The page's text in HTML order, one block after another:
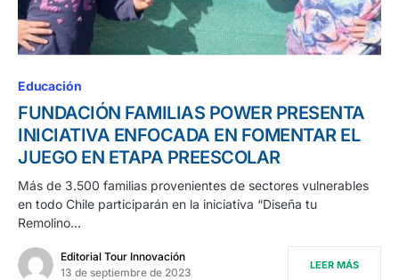
Educación
FUNDACIÓN FAMILIAS POWER PRESENTA
INICIATIVA ENFOCADA EN FOMENTAR EL
JUEGO EN ETAPA PREESCOLAR
Más de 3.500 familias provenientes de sectores vulnerables
en todo Chile participarán en la iniciativa “Diseña tu
Remolino…
Editorial Tour Innovación
13 de septiembre de 2023
LEER MÁS